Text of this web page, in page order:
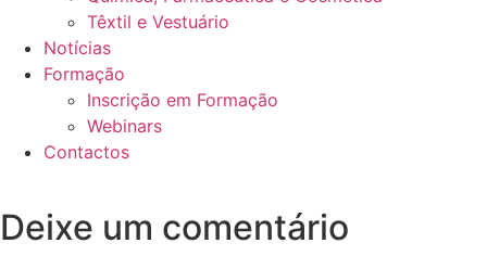
Têxtil e Vestuário
Notícias
Formação
Inscrição em Formação
Webinars
Contactos
Deixe um comentário